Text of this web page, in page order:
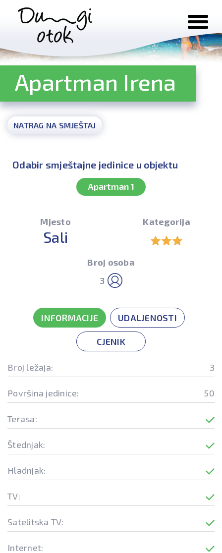
Preskoči na sadržaj
Apartman Irena
NATRAG NA SMJEŠTAJ
Odabir smještajne jedinice u objektu
Apartman 1
Mjesto
Sali
Kategorija
Broj osoba
3
INFORMACIJE UDALJENOSTI
CJENIK
Broj ležaja: 3
Površina jedinice: 50
Terasa:
Štednjak:
Hladnjak:
TV:
Satelitska TV:
Internet: